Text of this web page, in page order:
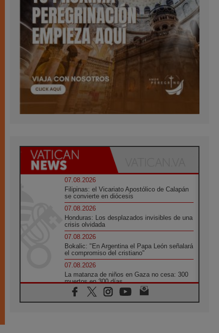
07.08.2026
Filipinas: el Vicariato Apostólico de Calapán
se convierte en diócesis
07.08.2026
Honduras: Los desplazados invisibles de una
crisis olvidada
07.08.2026
Bokalic: "En Argentina el Papa León señalará
el compromiso del cristiano"
07.08.2026
La matanza de niños en Gaza no cesa: 300
muertos en 300 días
07.08.2026
Tagle: La guerra desfigura el mundo, solo la